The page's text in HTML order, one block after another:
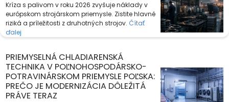
Kríza s palivom v roku 2026 zvyšuje náklady v
európskom strojárskom priemysle. Zistite hlavné
riziká a príležitosti z druhotných strojov. Čítať
ďalej
PRIEMYSELNÁ CHLADIARENSKÁ
TECHNIKA V POĽNOHOSPODÁRSKO-
POTRAVINÁRSKOM PRIEMYSLE POĽSKA:
PREČO JE MODERNIZÁCIA DÔLEŽITÁ
PRÁVE TERAZ